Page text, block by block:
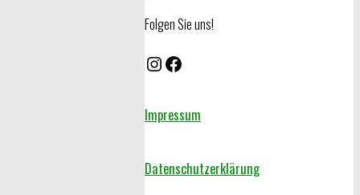
Folgen Sie uns!
Instagram
Facebook
Impressum
Datenschutzerklärung